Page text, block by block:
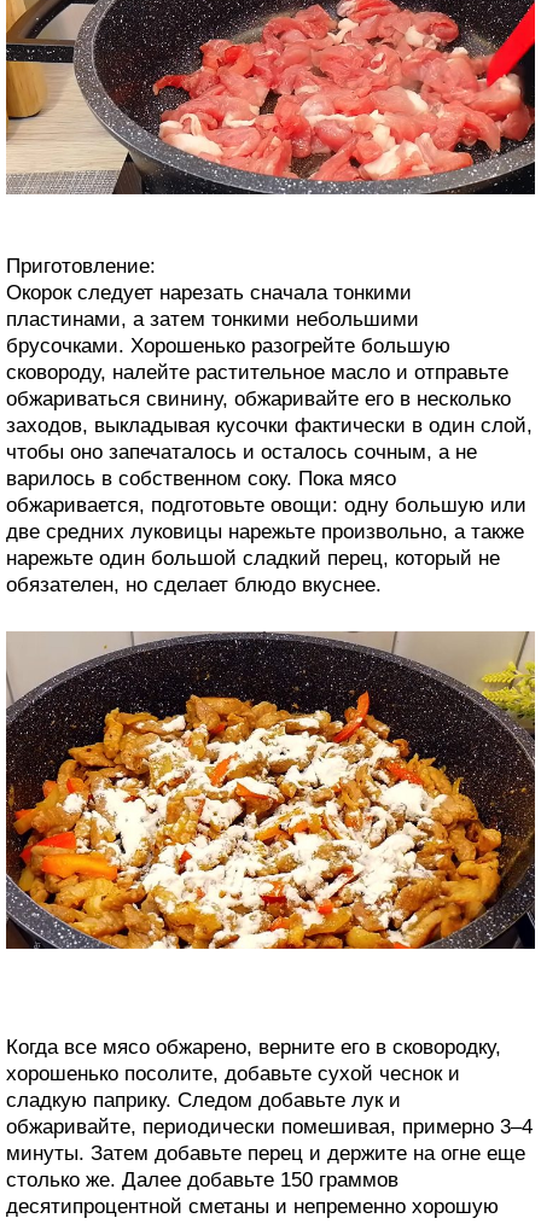
Приготовление:
Окорок следует нарезать сначала тонкими
пластинами, а затем тонкими небольшими
брусочками. Хорошенько разогрейте большую
сковороду, налейте растительное масло и отправьте
обжариваться свинину, обжаривайте его в несколько
заходов, выкладывая кусочки фактически в один слой,
чтобы оно запечаталось и осталось сочным, а не
варилось в собственном соку. Пока мясо
обжаривается, подготовьте овощи: одну большую или
две средних луковицы нарежьте произвольно, а также
нарежьте один большой сладкий перец, который не
обязателен, но сделает блюдо вкуснее.
Когда все мясо обжарено, верните его в сковородку,
хорошенько посолите, добавьте сухой чеснок и
сладкую паприку. Следом добавьте лук и
обжаривайте, периодически помешивая, примерно 3–4
минуты. Затем добавьте перец и держите на огне еще
столько же. Далее добавьте 150 граммов
десятипроцентной сметаны и непременно хорошую